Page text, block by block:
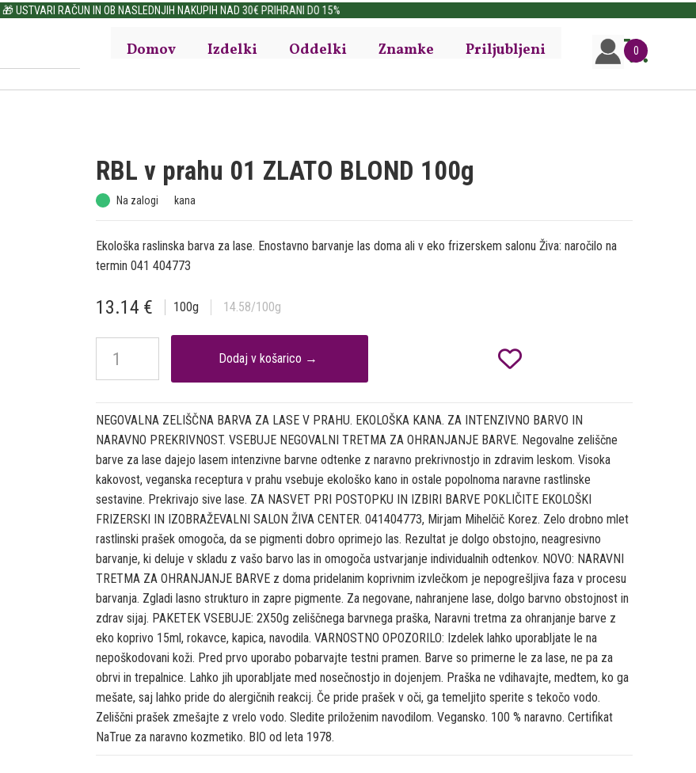
🎁 USTVARI RAČUN IN OB NASLEDNJIH NAKUPIH NAD 30€ PRIHRANI DO 15%
Domov Izdelki Oddelki Znamke Priljubljeni 0
RBL v prahu 01 ZLATO BLOND 100g
Na zalogi kana
Ekološka raslinska barva za lase. Enostavno barvanje las doma ali v eko frizerskem salonu Živa: naročilo na
termin 041 404773
13.14 € 100g 14.58/100g

NEGOVALNA ZELIŠČNA BARVA ZA LASE V PRAHU. EKOLOŠKA KANA. ZA INTENZIVNO BARVO IN
NARAVNO PREKRIVNOST. VSEBUJE NEGOVALNI TRETMA ZA OHRANJANJE BARVE. Negovalne zeliščne
barve za lase dajejo lasem intenzivne barvne odtenke z naravno prekrivnostjo in zdravim leskom. Visoka
kakovost, veganska receptura v prahu vsebuje ekološko kano in ostale popolnoma naravne rastlinske
sestavine. Prekrivajo sive lase. ZA NASVET PRI POSTOPKU IN IZBIRI BARVE POKLIČITE EKOLOŠKI
FRIZERSKI IN IZOBRAŽEVALNI SALON ŽIVA CENTER. 041404773, Mirjam Mihelčič Korez. Zelo drobno mlet
rastlinski prašek omogoča, da se pigmenti dobro oprimejo las. Rezultat je dolgo obstojno, neagresivno
barvanje, ki deluje v skladu z vašo barvo las in omogoča ustvarjanje individualnih odtenkov. NOVO: NARAVNI
TRETMA ZA OHRANJANJE BARVE z doma pridelanim koprivnim izvlečkom je nepogrešljiva faza v procesu
barvanja. Zgladi lasno strukturo in zapre pigmente. Za negovane, nahranjene lase, dolgo barvno obstojnost in
zdrav sijaj. PAKETEK VSEBUJE: 2X50g zeliščnega barvnega praška, Naravni tretma za ohranjanje barve z
eko koprivo 15ml, rokavce, kapica, navodila. VARNOSTNO OPOZORILO: Izdelek lahko uporabljate le na
nepoškodovani koži. Pred prvo uporabo pobarvajte testni pramen. Barve so primerne le za lase, ne pa za
obrvi in trepalnice. Lahko jih uporabljate med nosečnostjo in dojenjem. Praška ne vdihavajte, medtem, ko ga
mešate, saj lahko pride do alergičnih reakcij. Če pride prašek v oči, ga temeljito sperite s tekočo vodo.
Zeliščni prašek zmešajte z vrelo vodo. Sledite priloženim navodilom. Vegansko. 100 % naravno. Certifikat
NaTrue za naravno kozmetiko. BIO od leta 1978.